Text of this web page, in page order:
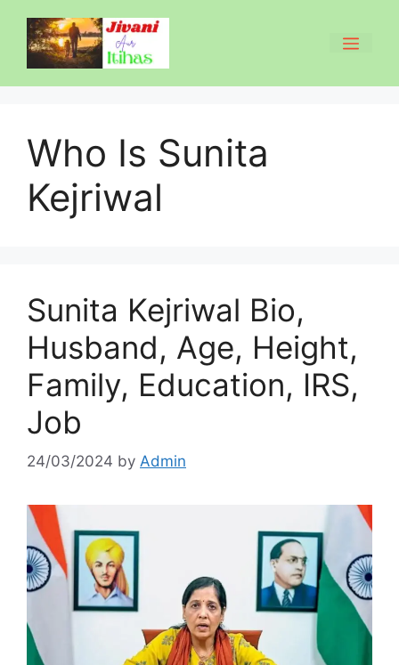
content
Who Is Sunita
Kejriwal
Sunita Kejriwal Bio,
Husband, Age, Height,
Family, Education, IRS,
Job
24/03/2024 by Admin